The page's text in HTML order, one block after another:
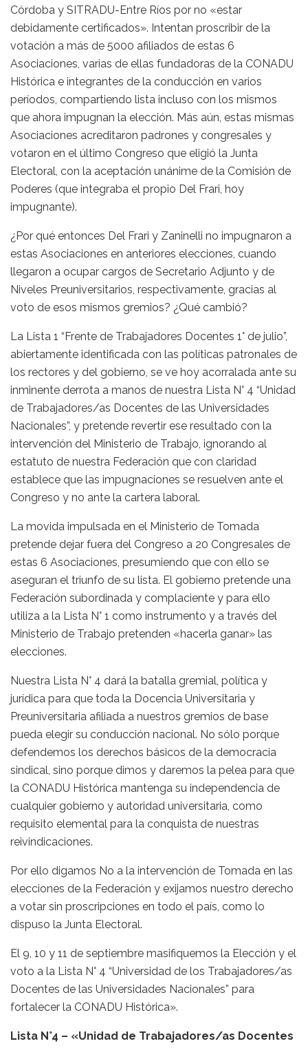
Córdoba y SITRADU-Entre Ríos por no «estar
debidamente certificados». Intentan proscribir de la
votación a más de 5000 afiliados de estas 6
Asociaciones, varias de ellas fundadoras de la CONADU
Histórica e integrantes de la conducción en varios
períodos, compartiendo lista incluso con los mismos
que ahora impugnan la elección. Más aún, estas mismas
Asociaciones acreditaron padrones y congresales y
votaron en el último Congreso que eligió la Junta
Electoral, con la aceptación unánime de la Comisión de
Poderes (que integraba el propio Del Frari, hoy
impugnante).
¿Por qué entonces Del Frari y Zaninelli no impugnaron a
estas Asociaciones en anteriores elecciones, cuando
llegaron a ocupar cargos de Secretario Adjunto y de
Niveles Preuniversitarios, respectivamente, gracias al
voto de esos mismos gremios? ¿Qué cambió?
La Lista 1 “Frente de Trabajadores Docentes 1° de julio”,
abiertamente identificada con las políticas patronales de
los rectores y del gobierno, se ve hoy acorralada ante su
inminente derrota a manos de nuestra Lista N° 4 “Unidad
de Trabajadores/as Docentes de las Universidades
Nacionales”, y pretende revertir ese resultado con la
intervención del Ministerio de Trabajo, ignorando al
estatuto de nuestra Federación que con claridad
establece que las impugnaciones se resuelven ante el
Congreso y no ante la cartera laboral.
La movida impulsada en el Ministerio de Tomada
pretende dejar fuera del Congreso a 20 Congresales de
estas 6 Asociaciones, presumiendo que con ello se
aseguran el triunfo de su lista. El gobierno pretende una
Federación subordinada y complaciente y para ello
utiliza a la Lista N° 1 como instrumento y a través del
Ministerio de Trabajo pretenden «hacerla ganar» las
elecciones.
Nuestra Lista N° 4 dará la batalla gremial, política y
jurídica para que toda la Docencia Universitaria y
Preuniversitaria afiliada a nuestros gremios de base
pueda elegir su conducción nacional. No sólo porque
defendemos los derechos básicos de la democracia
sindical, sino porque dimos y daremos la pelea para que
la CONADU Histórica mantenga su independencia de
cualquier gobierno y autoridad universitaria, como
requisito elemental para la conquista de nuestras
reivindicaciones.
Por ello digamos No a la intervención de Tomada en las
elecciones de la Federación y exijamos nuestro derecho
a votar sin proscripciones en todo el país, como lo
dispuso la Junta Electoral.
El 9, 10 y 11 de septiembre masifiquemos la Elección y el
voto a la Lista N° 4 “Universidad de los Trabajadores/as
Docentes de las Universidades Nacionales” para
fortalecer la CONADU Histórica».
Lista N°4 – «Unidad de Trabajadores/as Docentes